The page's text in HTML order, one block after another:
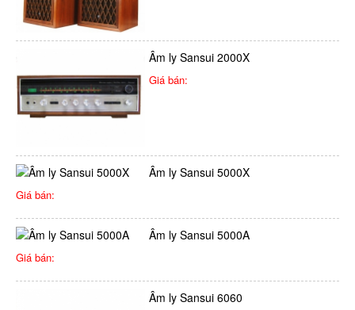
Âm ly Sansui 2000X
Giá bán:
Âm ly Sansui 5000X
Giá bán:
Âm ly Sansui 5000A
Giá bán:
Âm ly Sansui 6060